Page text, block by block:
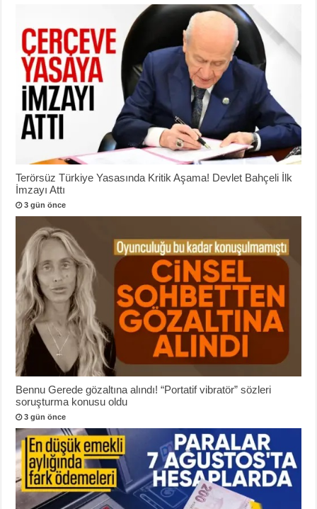
Terörsüz Türkiye Yasasında Kritik Aşama! Devlet Bahçeli İlk
İmzayı Attı
3 gün önce
Bennu Gerede gözaltına alındı! “Portatif vibratör” sözleri
soruşturma konusu oldu
3 gün önce